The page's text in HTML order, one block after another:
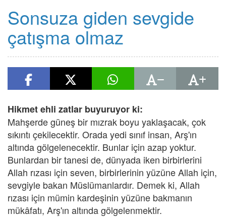
Sonsuza giden sevgide
çatışma olmaz
Hikmet ehli zatlar buyuruyor ki:
Mahşerde güneş bir mızrak boyu yaklaşacak, çok
sıkıntı çekilecektir. Orada yedi sınıf insan, Arş'ın
altında gölgelenecektir. Bunlar için azap yoktur.
Bunlardan bir tanesi de, dünyada iken birbirlerini
Allah rızası için seven, birbirlerinin yüzüne Allah için,
sevgiyle bakan Müslümanlardır. Demek ki, Allah
rızası için mümin kardeşinin yüzüne bakmanın
mükâfatı, Arş'ın altında gölgelenmektir.